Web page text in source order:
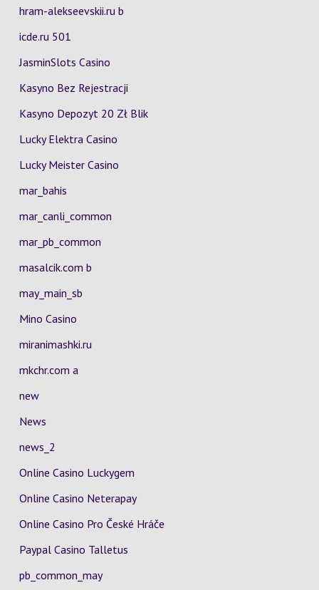
hram-alekseevskii.ru b
icde.ru 501
JasminSlots Casino
Kasyno Bez Rejestracji
Kasyno Depozyt 20 Zł Blik
Lucky Elektra Casino
Lucky Meister Casino
mar_bahis
mar_canli_common
mar_pb_common
masalcik.com b
may_main_sb
Mino Casino
miranimashki.ru
mkchr.com a
new
News
news_2
Online Casino Luckygem
Online Casino Neterapay
Online Casino Pro České Hráče
Paypal Casino Talletus
pb_common_may